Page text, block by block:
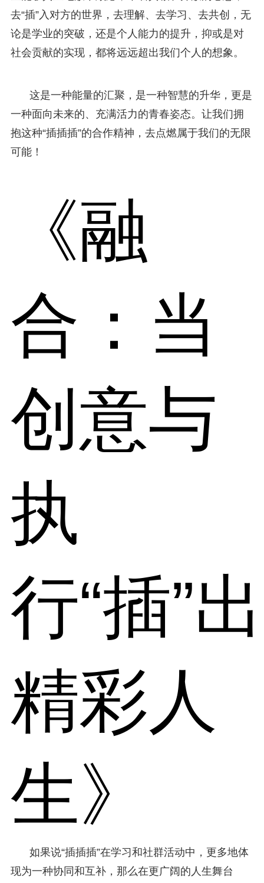
去“插”入对方的世界，去理解、去学习、去共创，无
论是学业的突破，还是个人能力的提升，抑或是对
社会贡献的实现，都将远远超出我们个人的想象。
这是一种能量的汇聚，是一种智慧的升华，更是
一种面向未来的、充满活力的青春姿态。让我们拥
抱这种“插插插”的合作精神，去点燃属于我们的无限
可能！
《融
合：当
创意与
执
行“插”出
精彩人
生》
如果说“插插插”在学习和社群活动中，更多地体
现为一种协同和互补，那么在更广阔的人生舞台